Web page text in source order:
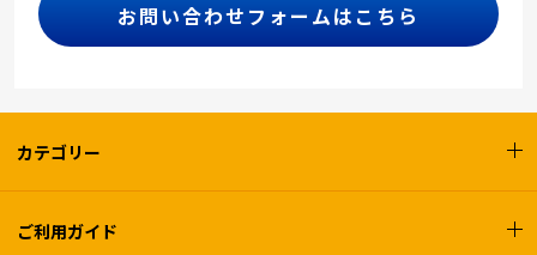
お問い合わせフォームはこちら
カテゴリー
ご利用ガイド